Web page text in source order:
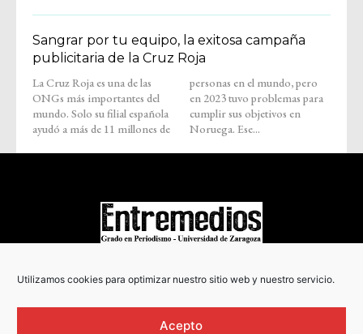
Utilizamos cookies para optimizar nuestro sitio web y nuestro servicio.
Acepto
Sangrar por tu equipo, la exitosa campaña
publicitaria de la Cruz Roja
La Cruz Roja es una de las
ONGs más importantes del
mundo. Solo su filial española
ayudó a más de 11 millones de
personas en el mundo, pero
en 2023 tuvo problemas para
cumplir sus objetivos en
Noruega. Ese...